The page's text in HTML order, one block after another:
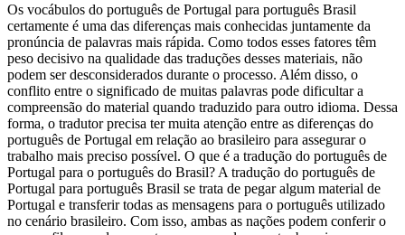
Os vocábulos do português de Portugal para português Brasil
certamente é uma das diferenças mais conhecidas juntamente da
pronúncia de palavras mais rápida. Como todos esses fatores têm
peso decisivo na qualidade das traduções desses materiais, não
podem ser desconsiderados durante o processo. Além disso, o
conflito entre o significado de muitas palavras pode dificultar a
compreensão do material quando traduzido para outro idioma. Dessa
forma, o tradutor precisa ter muita atenção entre as diferenças do
português de Portugal em relação ao brasileiro para assegurar o
trabalho mais preciso possível. O que é a tradução do português de
Portugal para o português do Brasil? A tradução do português de
Portugal para português Brasil se trata de pegar algum material de
Portugal e transferir todas as mensagens para o português utilizado
no cenário brasileiro. Com isso, ambas as nações podem conferir o